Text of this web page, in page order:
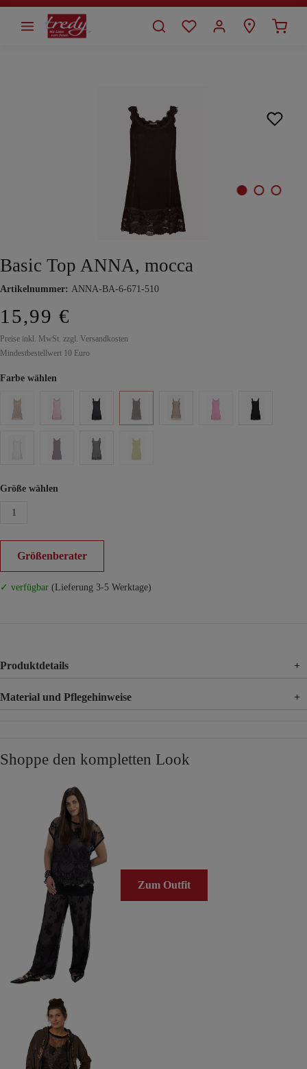
springen
Basic Top ANNA, mocca
Artikelnummer: ANNA-BA-6-671-510
15,99 €
Preise inkl. MwSt. zzgl. Versandkosten
Mindestbestellwert 10 Euro
Farbe wählen
Größe wählen
1
Größenberater
✓ verfügbar (Lieferung 3-5 Werktage)
Produktdetails +
Material und Pflegehinweise +
Shoppe den kompletten Look
Zum Outfit